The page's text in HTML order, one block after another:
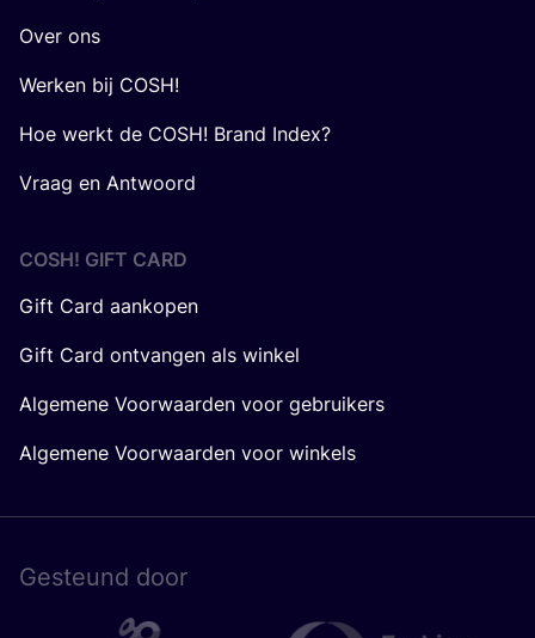
Over ons
Werken bij COSH!
Hoe werkt de COSH! Brand Index?
Vraag en Antwoord
COSH! GIFT CARD
Gift Card aankopen
Gift Card ontvangen als winkel
Algemene Voorwaarden voor gebruikers
Algemene Voorwaarden voor winkels
Gesteund door